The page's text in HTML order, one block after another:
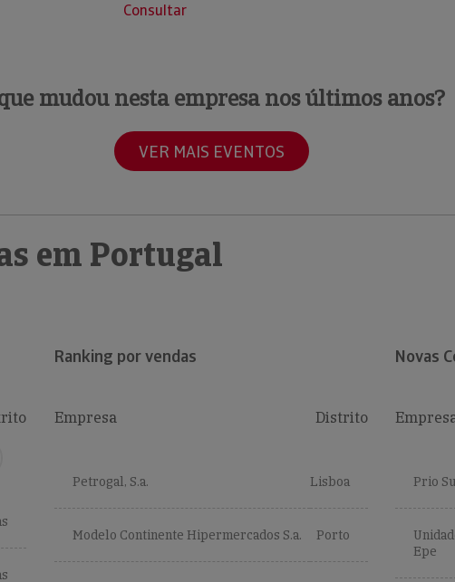
Consultar
mudou nesta empresa nos últimos anos?
VER MAIS EVENTOS
em Portugal
Ranking por vendas
Empresa Distrito
Petrogal, S.a. Lisboa
Modelo Continente Hipermercados S.a. Porto
Novas
Prio
Epe